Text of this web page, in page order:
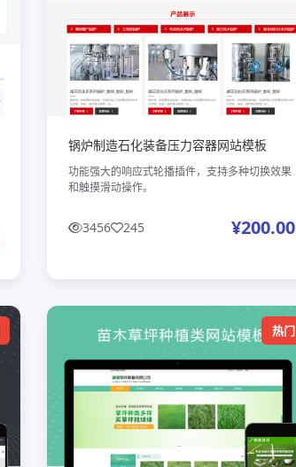
锅炉制造石化装备压力容器网站模板
功能强大的响应式轮播插件，支持多种切换效果
和触摸滑动操作。
3456 245 ¥200.00
热门